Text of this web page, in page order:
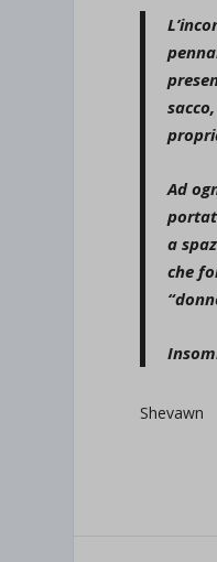
Ad
a
che
Shevawn